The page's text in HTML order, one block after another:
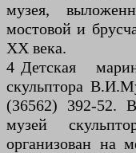
музея,
мостовой и
XX века.
4 Детская
скульптора
(36562) 392-52.
музей
организован на